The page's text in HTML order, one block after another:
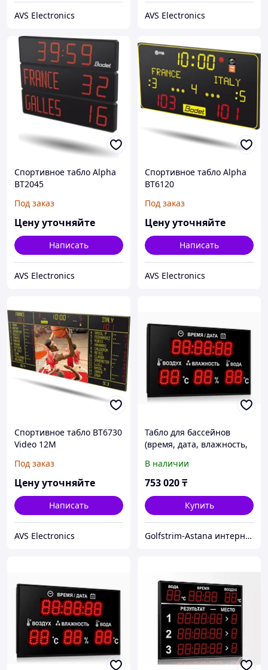
AVS Electronics AVS Electronics
Спортивное табло Alpha
BT2045
Под заказ
Цену уточняйте
Написать
AVS Electronics
Спортивное табло Alpha
BT6120
Под заказ
Цену уточняйте
Написать
AVS Electronics
Спортивное табло BT6730
Video 12M
Под заказ
Цену уточняйте
Написать
AVS Electronics
Табло для бассейнов
(время, дата, влажность,
воздуха) 1750*980
В наличии
753 020₸
Купить
Golfstrim-Astana интернет-магазин: бассейны, сауны, бани, фитобочки, купели, системы обогрева